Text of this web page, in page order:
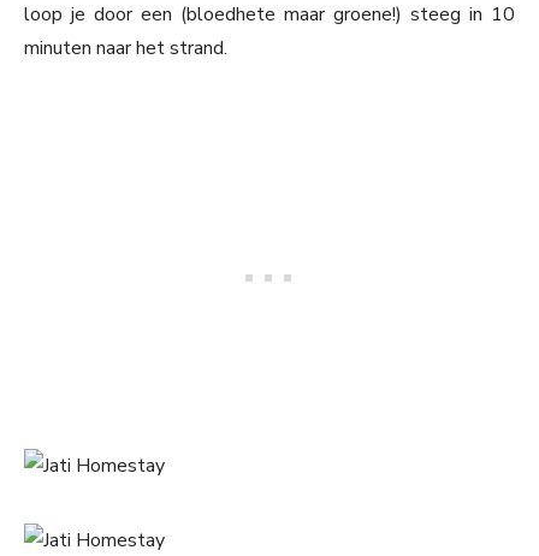
loop je door een (bloedhete maar groene!) steeg in 10
minuten naar het strand.